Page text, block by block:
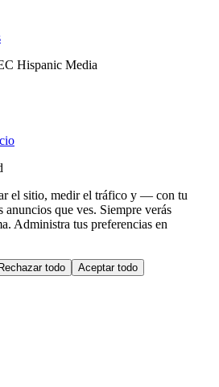
Hispanic Media
el sitio, medir el tráfico y — con tu
que ves. Siempre verás
Administra tus preferencias en
Rechazar todo Aceptar todo